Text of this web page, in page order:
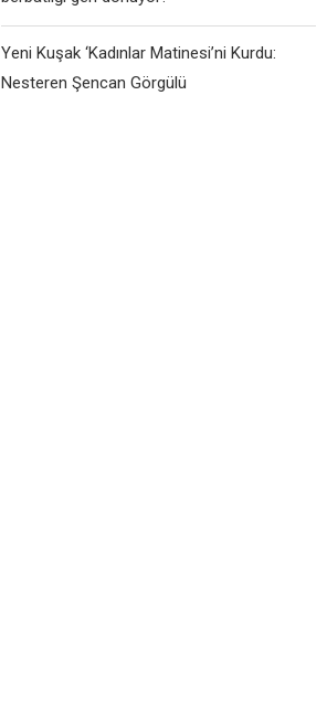
Yeni Kuşak ‘Kadınlar Matinesi’ni Kurdu:
Nesteren Şencan Görgülü